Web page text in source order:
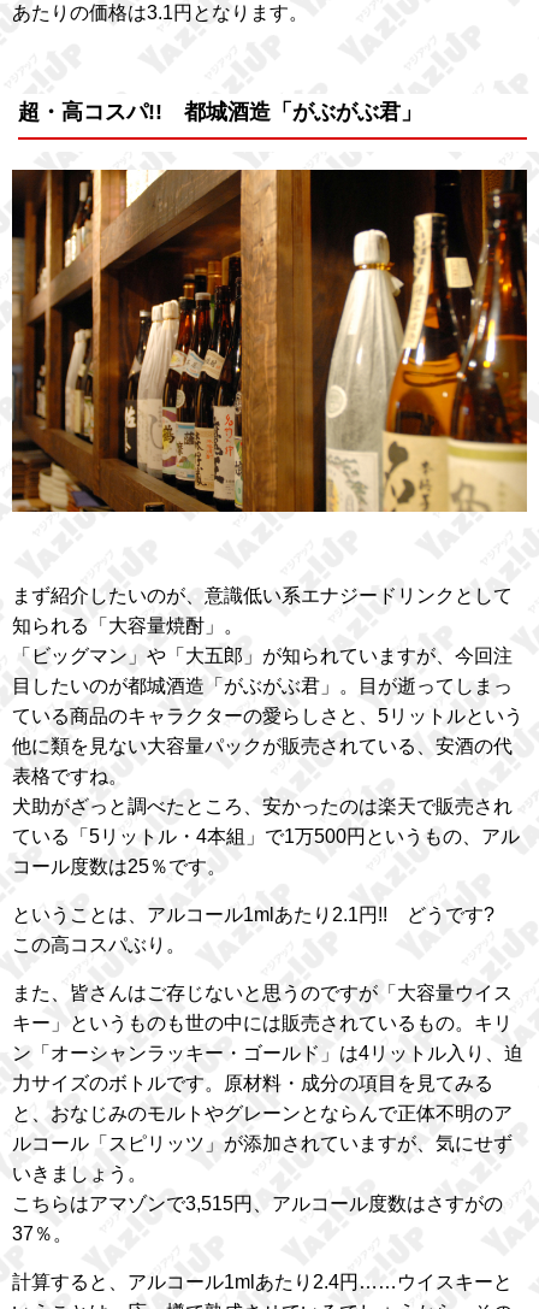
あたりの価格は3.1円となります。
超・高コスパ!! 都城酒造「がぶがぶ君」
まず紹介したいのが、意識低い系エナジードリンクとして
知られる「大容量焼酎」。
「ビッグマン」や「大五郎」が知られていますが、今回注
目したいのが都城酒造「がぶがぶ君」。目が逝ってしまっ
ている商品のキャラクターの愛らしさと、5リットルという
他に類を見ない大容量パックが販売されている、安酒の代
表格ですね。
犬助がざっと調べたところ、安かったのは楽天で販売され
ている「5リットル・4本組」で1万500円というもの、アル
コール度数は25％です。
ということは、アルコール1mlあたり2.1円!! どうです?
この高コスパぶり。
また、皆さんはご存じないと思うのですが「大容量ウイス
キー」というものも世の中には販売されているもの。キリ
ン「オーシャンラッキー・ゴールド」は4リットル入り、迫
力サイズのボトルです。原材料・成分の項目を見てみる
と、おなじみのモルトやグレーンとならんで正体不明のア
ルコール「スピリッツ」が添加されていますが、気にせず
いきましょう。
こちらはアマゾンで3,515円、アルコール度数はさすがの
37％。
計算すると、アルコール1mlあたり2.4円……ウイスキーと